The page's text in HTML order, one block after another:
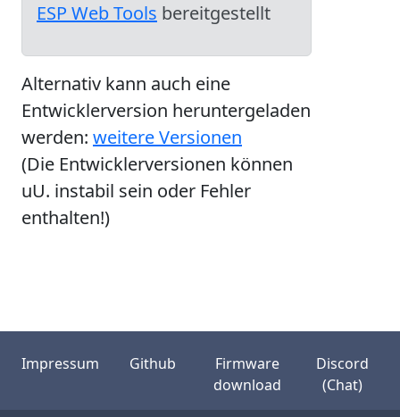
ESP Web Tools bereitgestellt
Alternativ kann auch eine
Entwicklerversion heruntergeladen
werden: weitere Versionen
(Die Entwicklerversionen können
uU. instabil sein oder Fehler
enthalten!)
Impressum Github
Firmware
download
Discord
(Chat)